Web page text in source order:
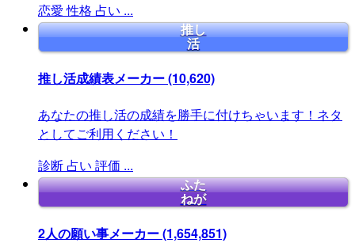
恋愛 性格 占い ...
推し
活
推し活成績表メーカー(10,620)
あなたの推し活の成績を勝手に付けちゃいます！ネタ
としてご利用ください！
診断 占い 評価 ...
ふた
ねが
2人の願い事メーカー(1,654,851)